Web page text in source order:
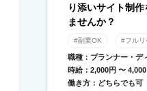
り添いサイト制
ませんか？
#副業OK #フル
職種：プランナー・デ
時給：2,000円 〜 4,000
働き方：どちらでも可